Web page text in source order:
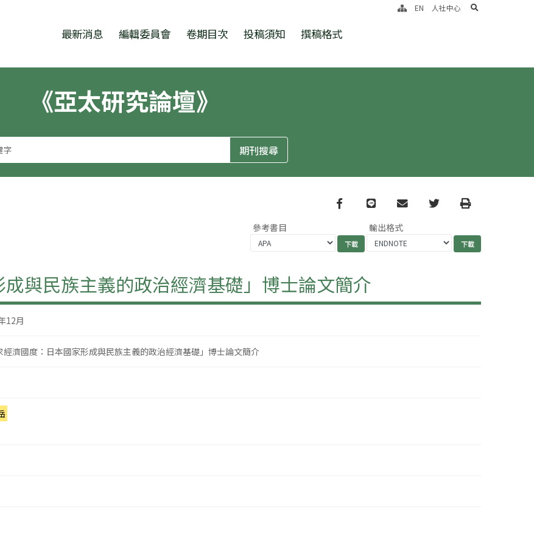
最新消息 編輯委員會 卷期目次 投稿須知 撰稿格式
EN 人社中心 search
《亞太研究論壇》
Facebook
line email TwitterPrint
參考書目 輸出格式
成與民族主義的政治經濟基礎」博士論文簡介
12月
經濟國度：日本國家形成與民族主義的政治經濟基礎」博士論文簡介